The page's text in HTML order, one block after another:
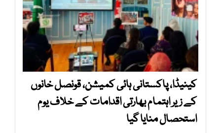
کینیڈا، پاکستانی ہائی کمیشن، قونصل خانوں
کے زیر اہتمام بھارتی اقدامات کے خلاف یوم
استحصال منایا گیا